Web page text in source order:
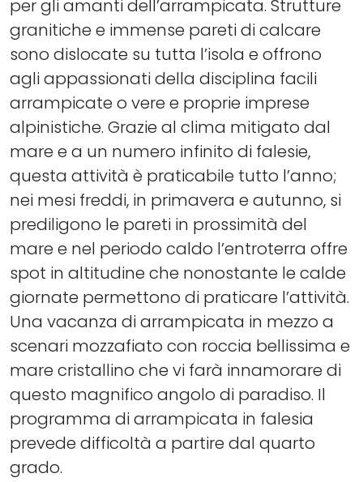
per gli amanti dell’arrampicata. Strutture
granitiche e immense pareti di calcare
sono dislocate su tutta l’isola e offrono
agli appassionati della disciplina facili
arrampicate o vere e proprie imprese
alpinistiche. Grazie al clima mitigato dal
mare e a un numero infinito di falesie,
questa attività è praticabile tutto l’anno;
nei mesi freddi, in primavera e autunno, si
prediligono le pareti in prossimità del
mare e nel periodo caldo l’entroterra offre
spot in altitudine che nonostante le calde
giornate permettono di praticare l’attività.
Una vacanza di arrampicata in mezzo a
scenari mozzafiato con roccia bellissima e
mare cristallino che vi farà innamorare di
questo magnifico angolo di paradiso. Il
programma di arrampicata in falesia
prevede difficoltà a partire dal quarto
grado.